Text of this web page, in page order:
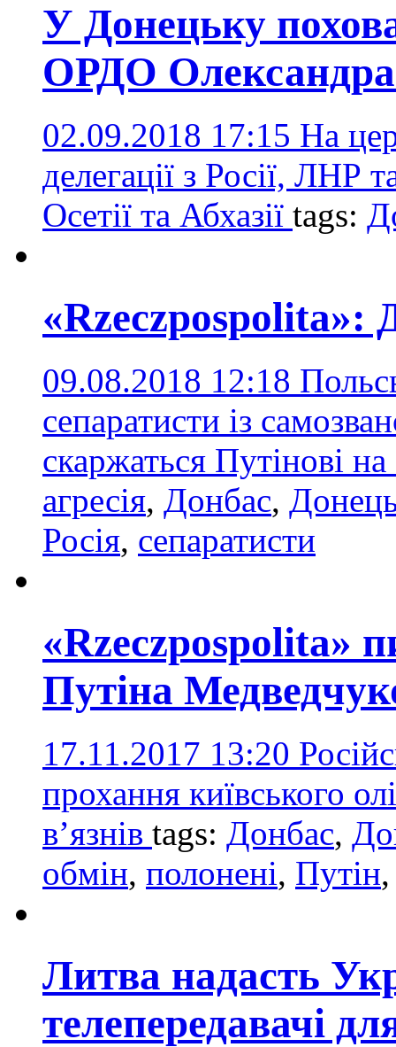
У Донецьку
ОРДО Олександра
02.09.2018 17:15 На
делегації з Росії, ЛНР
Осетії та Абхазії tags:
«Rzeczpospolita»:
09.08.2018 12:18
сепаратисти із
скаржаться Путінові
агресія, Донбас,
Росія, сепаратисти
«Rzeczpospolita»
Путіна
17.11.2017 13:20
прохання київського
в’язнів tags: Донбас,
обмін, полонені, Путін
Литва надасть
телепередавачі